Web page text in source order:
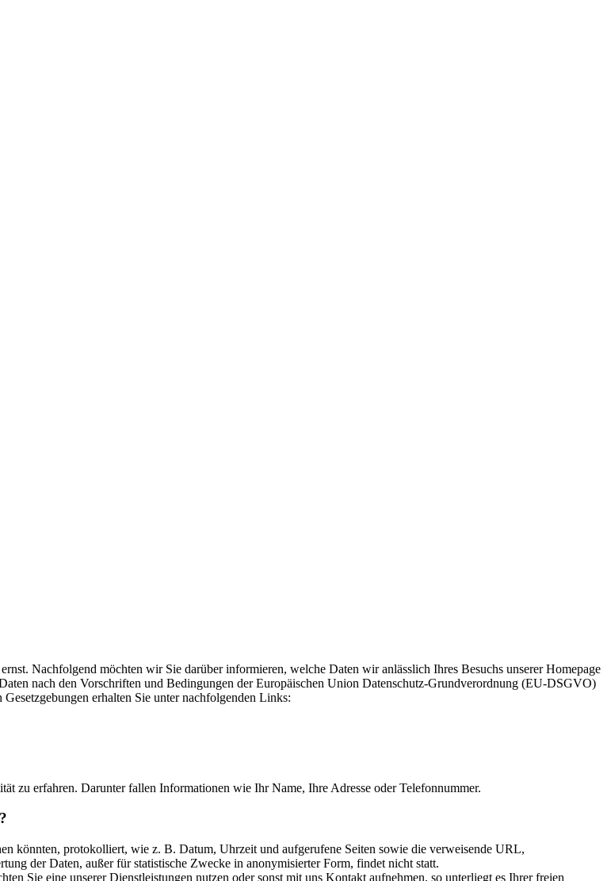
Nachfolgend möchten wir Sie darüber informieren, welche Daten wir anlässlich Ihres Besuchs unserer Homepage
nach den Vorschriften und Bedingungen der Europäischen Union Datenschutz-Grundverordnung (EU-DSGVO)
erhalten Sie unter nachfolgenden Links:
zu erfahren. Darunter fallen Informationen wie Ihr Name, Ihre Adresse oder Telefonnummer.
könnten, protokolliert, wie z. B. Datum, Uhrzeit und aufgerufene Seiten sowie die verweisende URL,
der Daten, außer für statistische Zwecke in anonymisierter Form, findet nicht statt.
Sie eine unserer Dienstleistungen nutzen oder sonst mit uns Kontakt aufnehmen, so unterliegt es Ihrer freien